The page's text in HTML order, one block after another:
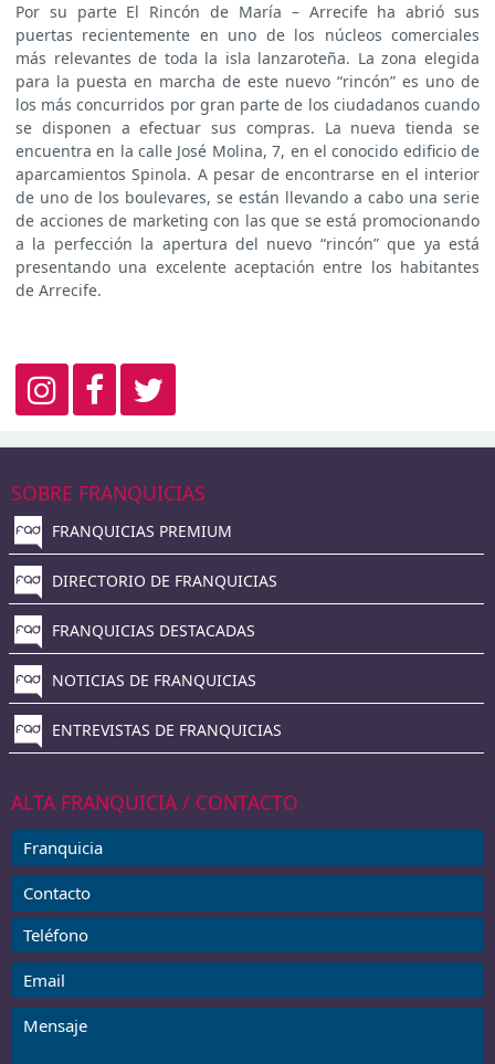
Por su parte El Rincón de María – Arrecife ha abrió sus
puertas recientemente en uno de los núcleos comerciales
más relevantes de toda la isla lanzaroteña. La zona elegida
para la puesta en marcha de este nuevo “rincón” es uno de
los más concurridos por gran parte de los ciudadanos cuando
se disponen a efectuar sus compras. La nueva tienda se
encuentra en la calle José Molina, 7, en el conocido edificio de
aparcamientos Spinola. A pesar de encontrarse en el interior
de uno de los boulevares, se están llevando a cabo una serie
de acciones de marketing con las que se está promocionando
a la perfección la apertura del nuevo “rincón” que ya está
presentando una excelente aceptación entre los habitantes
de Arrecife.
SOBRE FRANQUICIAS
FRANQUICIAS PREMIUM
DIRECTORIO DE FRANQUICIAS
FRANQUICIAS DESTACADAS
NOTICIAS DE FRANQUICIAS
ENTREVISTAS DE FRANQUICIAS
ALTA FRANQUICIA / CONTACTO